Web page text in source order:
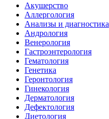
Акушерство
Аллергология
Анализы и диагностика
Андрология
Венерология
Гастроэнтерология
Гематология
Генетика
Геронтология
Гинекология
Дерматология
Дефектология
Диетология